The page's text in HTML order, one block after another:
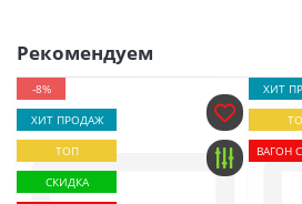
Рекомендуем
-8%
ХИТ ПРОДАЖ
ТОП
СКИДКА
ХИТ
ВАГОН